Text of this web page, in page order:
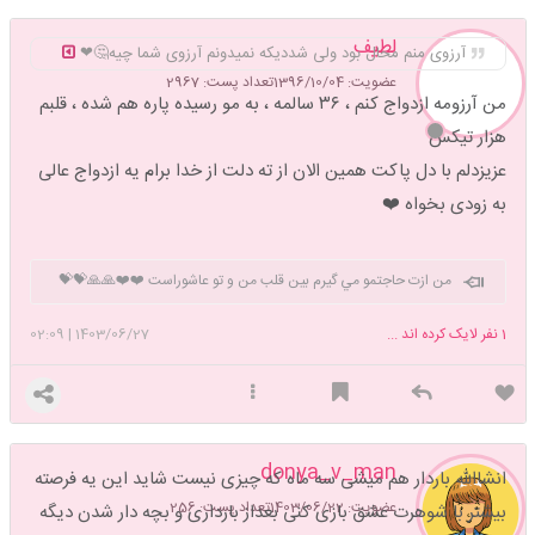
لطيف
عضویت: 1396/10/04 تعداد پست: 2967
آرزوی منم محال بود ولی شددیکه نمیدونم آرزوی شما چیه🤔❤
من آرزومه ازدواج کنم ، ۳۶ سالمه ، به مو رسیده پاره هم شده ، قلبم
هزار تیکس
عزیزدلم با دل پاکت همین الان از ته دلت از خدا برام یه ازدواج عالی
به زودی بخواه ❤️
من ازت حاجتمو مي گيرم بين قلب من و تو عاشوراست ❤️❤️🙏🙏💝💝
1403/06/27
|
02:09 1نفر لایک کرده اند ...
donya_v_man
عضویت: 1403/06/22 تعداد پست: 256
انشاالله باردار هم میشی سه ماه که چیزی نیست شاید این یه فرصته
بیشتر با شوهرت عشق بازی کنی بعداز بارداری و بچه دار شدن دیگه